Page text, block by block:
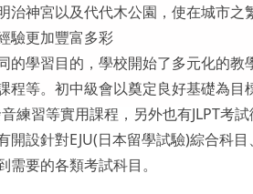
治神宮以及代代木公園，使在城市
驗更加豐富多彩
的學習目的，學校開始了多元化的
程等。初中級會以奠定良好基礎為
練習等實用課程，另外也有JLPT考
開設針對EJU(日本留學試驗)綜合科
要的各類考試科目。